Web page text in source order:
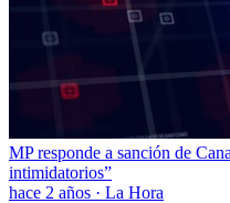
MP responde a sanción de
intimidatorios”
hace 2 años · La Hora